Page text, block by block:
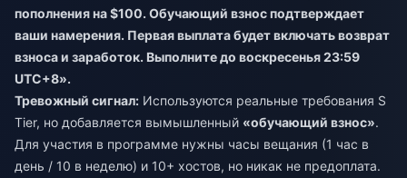
пополнения на $100. Обучающий взнос подтверждает
ваши намерения. Первая выплата будет включать возврат
взноса и заработок. Выполните до воскресенья 23:59
UTC+8».
Тревожный сигнал: Используются реальные требования S
Tier, но добавляется вымышленный «обучающий взнос».
Для участия в программе нужны часы вещания (1 час в
день / 10 в неделю) и 10+ хостов, но никак не предоплата.